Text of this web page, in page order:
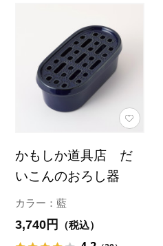
かもしか道具店 だ
いこんのおろし器
カラー：藍
3,740円 （税込）